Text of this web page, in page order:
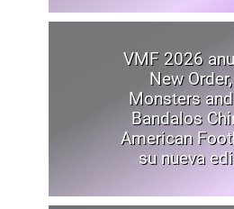
VMF 2026
New
Monsters
Bandalos
American
su nueva